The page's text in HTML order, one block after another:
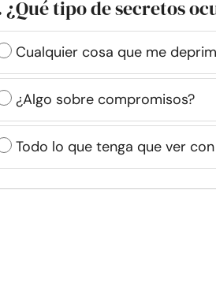
¿Qué tipo de secretos
Cualquier cosa que me
¿Algo sobre compromisos?
Todo lo que tenga que ver